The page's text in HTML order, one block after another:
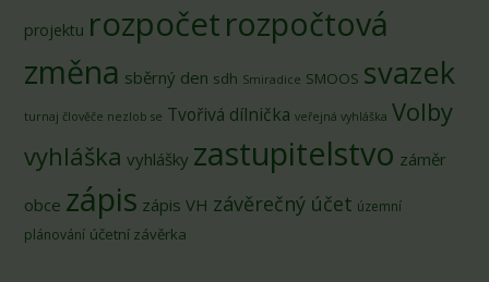
projektu rozpočetrozpočtová
změna sběrný den sdh Smiradice SMOOS svazek
turnaj člověče nezlob se Tvořivá dílnička veřejná vyhláška Volby
vyhláška vyhlášky zastupitelstvo záměr
obce zápis zápis VH závěrečný účet územní
plánování účetní závěrka